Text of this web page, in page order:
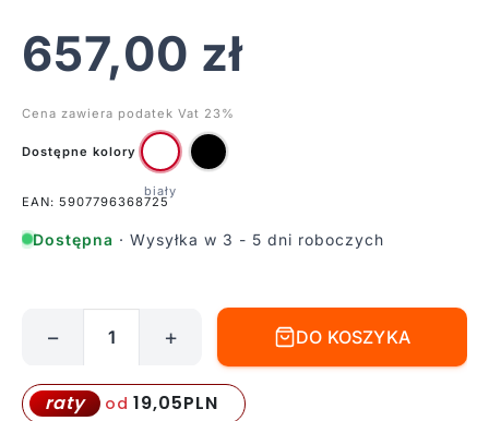
657,00 zł
Cena zawiera podatek Vat 23%
Dostępne kolory
EAN: 5907796368725
Dostępna · Wysyłka w 3 - 5 dni roboczych
wisząca
− + DO KOSZYKA
raty od 19,05PLN